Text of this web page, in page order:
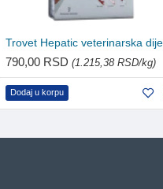
790,00 RSD(1.215,38 RSD/kg)
Dodaj u korpu